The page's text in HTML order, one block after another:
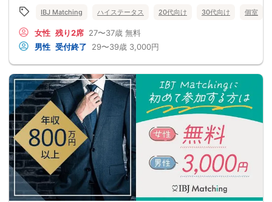
IBJ Matching ハイステータス 20代向け 30代向け 個室
女性 残り2席 27〜37歳 無料
男性 受付終了 29〜39歳 3,000円